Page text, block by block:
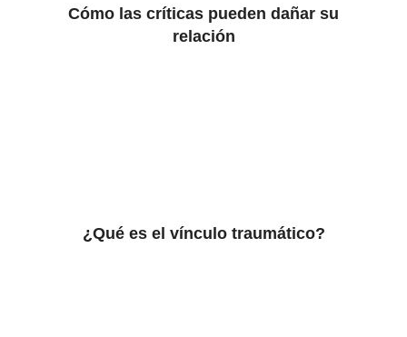
Cómo las críticas pueden dañar su
relación
¿Qué es el vínculo traumático?